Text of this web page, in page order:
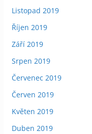
Listopad 2019
Říjen 2019
Září 2019
Srpen 2019
Červenec 2019
Červen 2019
Květen 2019
Duben 2019